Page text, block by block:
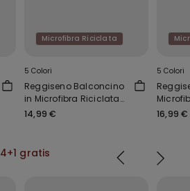
Microfibra Riciclata
5 Colori
Reggiseno Balconcino
in Microfibra Riciclata
Wien
14,99 €
5 Colori
16,99 €
4+1 gratis